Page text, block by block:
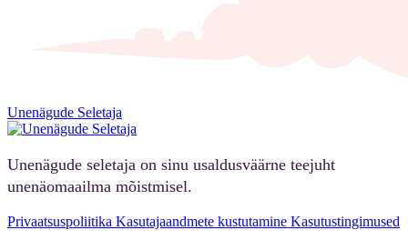
Unenägude Seletaja
Unenägude seletaja on sinu usaldusväärne teejuht
unenäomaailma mõistmisel.
Privaatsuspoliitika Kasutajaandmete kustutamine Kasutustingimused